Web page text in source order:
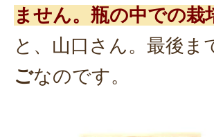
ません。瓶の中での
と、山口さん。最後ま
ごなのです。